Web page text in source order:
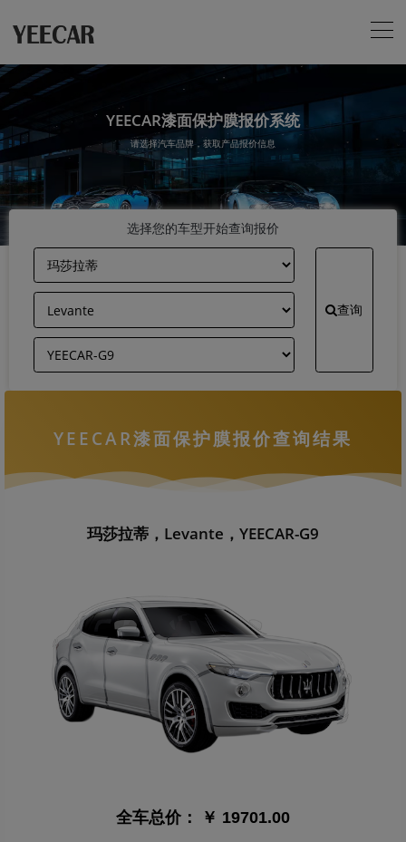
YEECAR漆面保护膜报价系统
请选择汽车品牌，获取产品报价信息
选择您的车型开始查询报价
查询
YEECAR漆面保护膜报价查询结果
玛莎拉蒂，Levante，YEECAR-G9
全车总价： ￥ 19701.00